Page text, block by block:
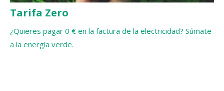
Tarifa Zero
¿Quieres pagar 0 € en la factura de la electricidad? Súmate
a la energía verde.